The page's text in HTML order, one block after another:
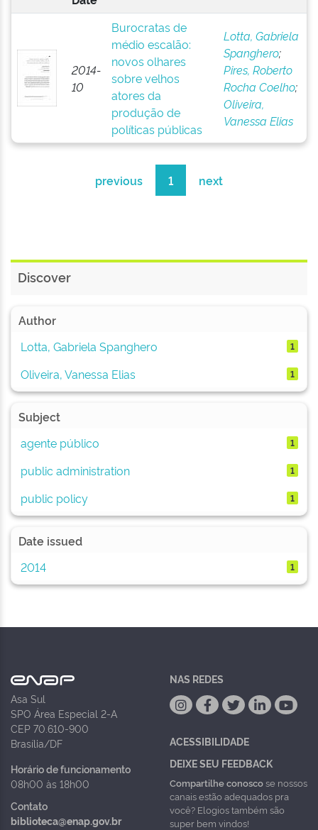
2014-
10
Burocratas de
médio escalão:
novos olhares
sobre velhos
atores da
produção de
políticas públicas
Lotta, Gabriela
Spanghero;
Pires, Roberto
Rocha Coelho;
Oliveira,
Vanessa Elias
previous 1 next
Discover
Author
Lotta, Gabriela Spanghero
1
Oliveira, Vanessa Elias 1
Subject
agente público
1
public administration 1
public policy 1
Date issued
2014
1
Asa Sul
SPO Área Especial 2-A
CEP 70.610-900
Brasília/DF
Horário de funcionamento
08h00 às 18h00
Contato
biblioteca@enap.gov.br
NAS REDES
ACESSIBILIDADE
DEIXE SEU FEEDBACK
Compartilhe conoscose nossos
canais estão adequados pra
você? Elogios também são
super bem vindos!